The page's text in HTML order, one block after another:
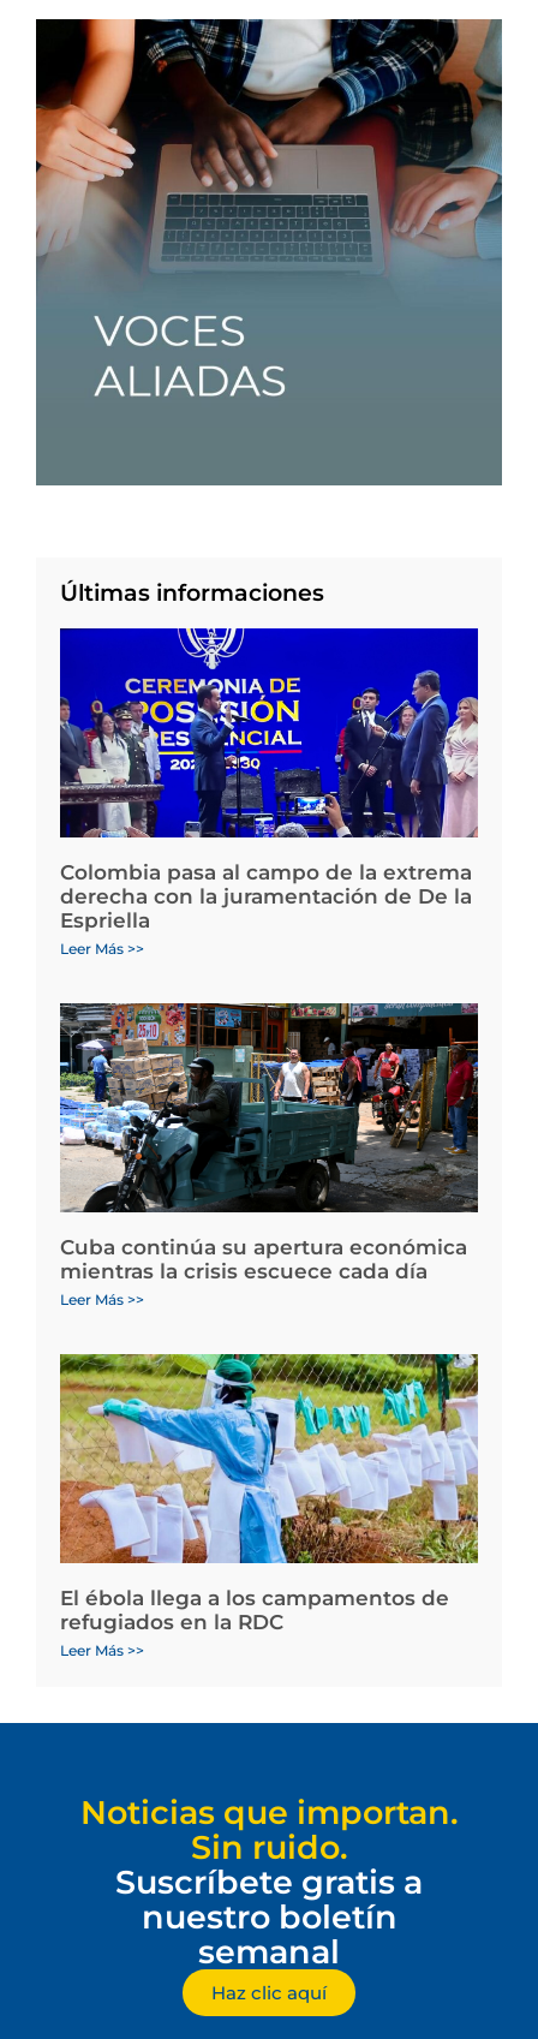
Últimas informaciones
Colombia pasa al campo de la extrema
derecha con la juramentación de De la
Espriella
Leer Más >>
Cuba continúa su apertura económica
mientras la crisis escuece cada día
Leer Más >>
El ébola llega a los campamentos de
refugiados en la RDC
Leer Más >>
Noticias que importan.
Sin ruido.
Suscríbete gratis a
nuestro boletín
semanal
Haz clic aquí